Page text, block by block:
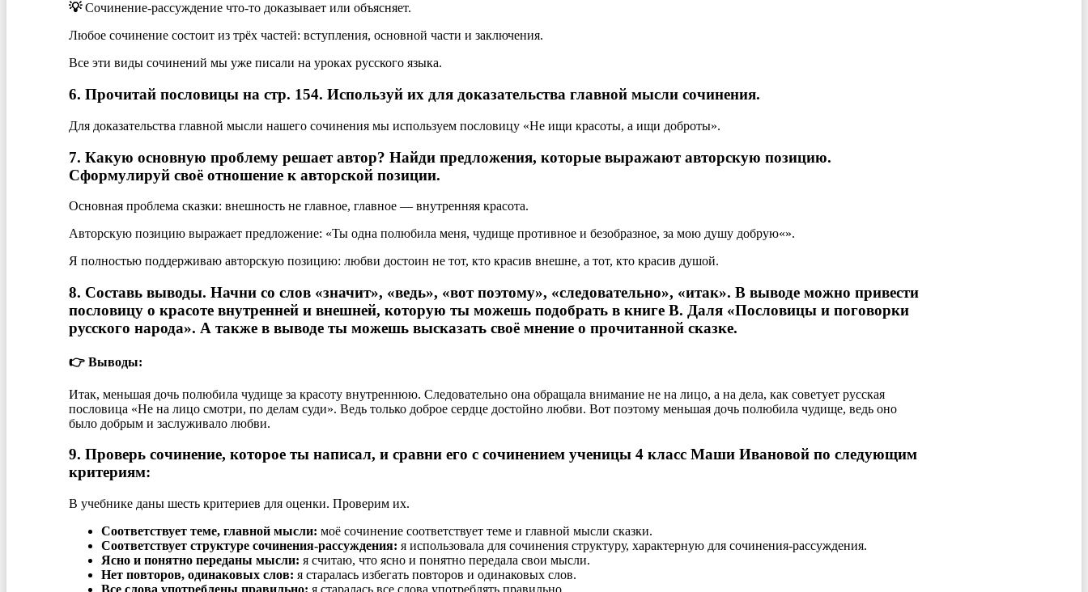
💡Сочинение-рассуждение что-то доказывает или объясняет.
Любое сочинение состоит из трёх частей: вступления, основной части и заключения.
Все эти виды сочинений мы уже писали на уроках русского языка.
6. Прочитай пословицы на стр. 154. Используй их для доказательства главной мысли сочинения.
Для доказательства главной мысли нашего сочинения мы используем пословицу «Не ищи красоты, а ищи доброты».
7. Какую основную проблему решает автор? Найди предложения, которые выражают авторскую позицию.
Сформулируй своё отношение к авторской позиции.
Основная проблема сказки: внешность не главное, главное — внутренняя красота.
Авторскую позицию выражает предложение: «Ты одна полюбила меня, чудище противное и безобразное, за мою душу добрую«».
Я полностью поддерживаю авторскую позицию: любви достоин не тот, кто красив внешне, а тот, кто красив душой.
8. Составь выводы. Начни со слов «значит», «ведь», «вот поэтому», «следовательно», «итак». В выводе можно привести
пословицу о красоте внутренней и внешней, которую ты можешь подобрать в книге В. Даля «Пословицы и поговорки
русского народа». А также в выводе ты можешь высказать своё мнение о прочитанной сказке.
👉 Выводы:
Итак, меньшая дочь полюбила чудище за красоту внутреннюю. Следовательно она обращала внимание не на лицо, а на дела, как советует русская
пословица «Не на лицо смотри, по делам суди». Ведь только доброе сердце достойно любви. Вот поэтому меньшая дочь полюбила чудище, ведь оно
было добрым и заслуживало любви.
9. Проверь сочинение, которое ты написал, и сравни его с сочинением ученицы 4 класс Маши Ивановой по следующим
критериям:
В учебнике даны шесть критериев для оценки. Проверим их.
Соответствует теме, главной мысли: моё сочинение соответствует теме и главной мысли сказки.
Соответствует структуре сочинения-рассуждения: я использовала для сочинения структуру, характерную для сочинения-рассуждения.
Ясно и понятно переданы мысли: я считаю, что ясно и понятно передала свои мысли.
Нет повторов, одинаковых слов: я старалась избегать повторов и одинаковых слов.
Все слова употреблены правильно: я старалась все слова употреблять правильно.